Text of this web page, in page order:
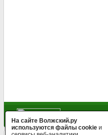
На сайте Волжский.ру
используются файлы cookie и